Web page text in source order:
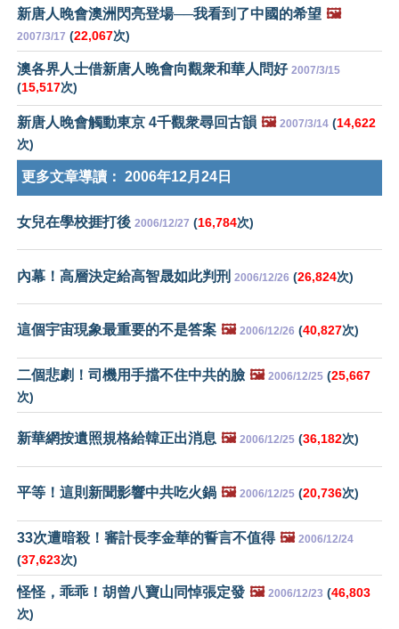
新唐人晚會澳洲閃亮登場──我看到了中國的希望 🖼️
2007/3/17 (22,067次)
澳各界人士借新唐人晚會向觀衆和華人問好 2007/3/15
(15,517次)
新唐人晚會觸動東京 4千觀衆尋回古韻 🖼️ 2007/3/14 (14,622
次)
更多文章導讀： 2006年12月24日
女兒在學校捱打後 2006/12/27 (16,784次)
內幕！高層決定給高智晟如此判刑 2006/12/26 (26,824次)
這個宇宙現象最重要的不是答案 🖼️ 2006/12/26 (40,827次)
二個悲劇！司機用手擋不住中共的臉 🖼️ 2006/12/25 (25,667
次)
新華網按遺照規格給韓正出消息 🖼️ 2006/12/25 (36,182次)
平等！這則新聞影響中共吃火鍋 🖼️ 2006/12/25 (20,736次)
33次遭暗殺！審計長李金華的誓言不值得 🖼️ 2006/12/24
(37,623次)
怪怪，乖乖！胡曾八寶山同悼張定發 🖼️ 2006/12/23 (46,803
次)